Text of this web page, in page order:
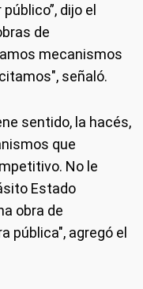
dijo el
de
mecanismos
señaló.
sentido, la hacés,
que
No le
Estado
obra de
pública", agregó el